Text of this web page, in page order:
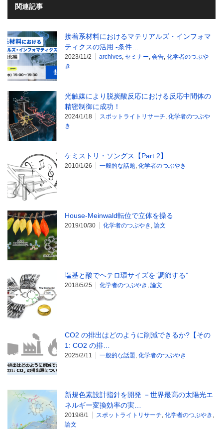
関連記事
接着系材料におけるマテリアルズ・インフォマ
ティクスの活用 -条件…
2023/11/2 archives, セミナー, 会告, 化学者のつぶや
き
光触媒により脱炭酸反応における反応中間体の
精密制御に成功！
2024/1/18 スポットライトリサーチ, 化学者のつぶや
き
ケミストリ・ソングス【Part 2】
2010/1/26 一般的な話題, 化学者のつぶやき
House-Meinwald転位で立体を操る
2019/10/30 化学者のつぶやき , 論文
塩基と酸でヘテロ環サイズを”調節する”
2018/5/25 化学者のつぶやき , 論文
CO2 の排出はどのように削減できるか?【その
1: CO2 の排…
2025/2/11 一般的な話題, 化学者のつぶやき
新規色素設計指針を開発 －世界最高の太陽光エ
ネルギー変換効率の実…
2019/8/1 スポットライトリサーチ, 化学者のつぶやき ,
論文